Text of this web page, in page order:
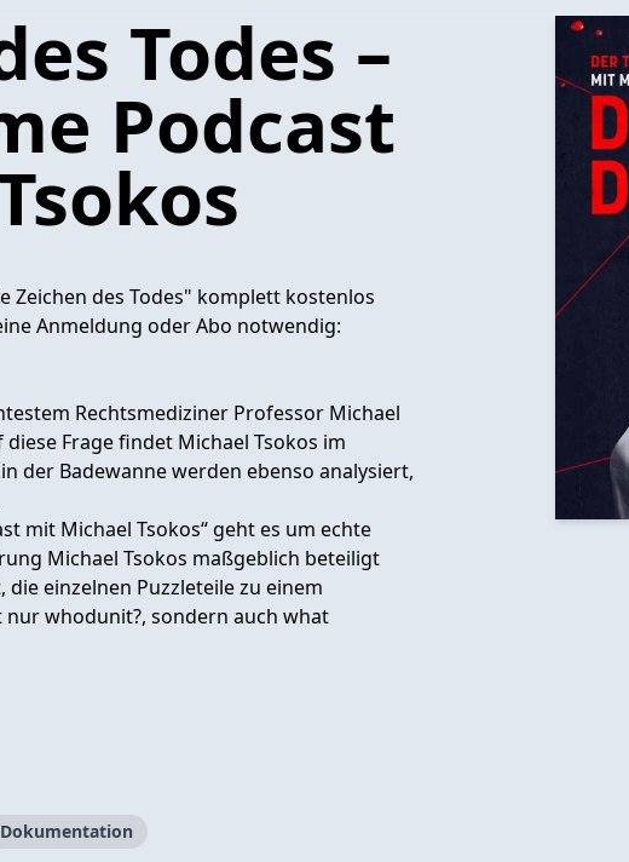
Todes –
Podcast
Zeichen des Todes" komplett kostenlos
Anmeldung oder Abo notwendig:
Rechtsmediziner Professor Michael
Frage findet Michael Tsokos im
der Badewanne werden ebenso analysiert,
mit Michael Tsokos“ geht es um echte
Michael Tsokos maßgeblich beteiligt
einzelnen Puzzleteile zu einem
whodunit?, sondern auch what
Dokumentation